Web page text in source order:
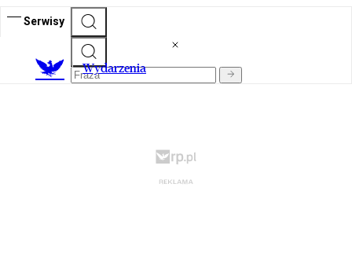
Serwisy
Wydarzenia